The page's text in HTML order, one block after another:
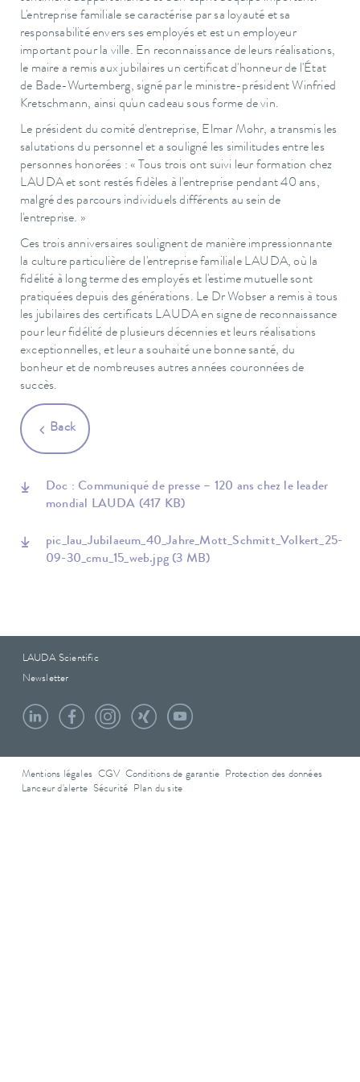
L'entreprise familiale se caractérise par sa loyauté et sa
responsabilité envers ses employés et est un employeur
important pour la ville. En reconnaissance de leurs réalisations,
le maire a remis aux jubilaires un certificat d'honneur de l'État
de Bade-Wurtemberg, signé par le ministre-président Winfried
Kretschmann, ainsi qu'un cadeau sous forme de vin.
Le président du comité d'entreprise, Elmar Mohr, a transmis les
salutations du personnel et a souligné les similitudes entre les
personnes honorées : « Tous trois ont suivi leur formation chez
LAUDA et sont restés fidèles à l'entreprise pendant 40 ans,
malgré des parcours individuels différents au sein de
l'entreprise. »
Ces trois anniversaires soulignent de manière impressionnante
la culture particulière de l'entreprise familiale LAUDA, où la
fidélité à long terme des employés et l'estime mutuelle sont
pratiquées depuis des générations. Le Dr Wobser a remis à tous
les jubilaires des certificats LAUDA en signe de reconnaissance
pour leur fidélité de plusieurs décennies et leurs réalisations
exceptionnelles, et leur a souhaité une bonne santé, du
bonheur et de nombreuses autres années couronnées de
succès.
Back
Doc : Communiqué de presse – 120 ans chez le leader
mondial LAUDA (417 KB)
pic_lau_Jubilaeum_40_Jahre_Mott_Schmitt_Volkert_25-
09-30_cmu_15_web.jpg (3 MB)
LAUDA Scientific
Newsletter
Mentions légales CGV Conditions de garantie
Protection des données
Lanceur d'alerte Sécurité Plan du site